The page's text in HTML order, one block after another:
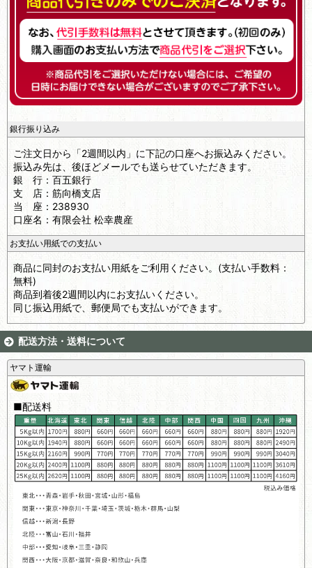
銀行振り込み
ご注文日から「2週間以内」に下記の口座へお振込みください。
振込み先は、後ほどメールでも送らせていただきます。
銀 行：百五銀行
支 店：筋向橋支店
当 座：238930
口座名：有限会社 松幸農産
お支払い用紙での支払い
商品に同封のお支払い用紙をご利用ください。(支払い手数料：
無料)
商品到着後2週間以内にお支払いください。
同じ振込用紙で、郵便局でも支払いができます。
配送方法・送料について
ヤマト運輸
■配送料